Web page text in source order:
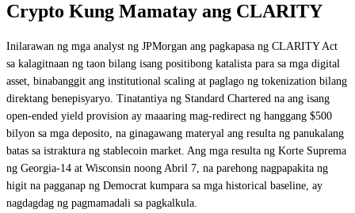
Crypto Kung Mamatay ang CLARITY
Inilarawan ng mga analyst ng JPMorgan ang pagkapasa ng CLARITY Act
sa kalagitnaan ng taon bilang isang positibong katalista para sa mga digital
asset, binabanggit ang institutional scaling at paglago ng tokenization bilang
direktang benepisyaryo. Tinatantiya ng Standard Chartered na ang isang
open-ended yield provision ay maaaring mag-redirect ng hanggang $500
bilyon sa mga deposito, na ginagawang materyal ang resulta ng panukalang
batas sa istraktura ng stablecoin market. Ang mga resulta ng Korte Suprema
ng Georgia-14 at Wisconsin noong Abril 7, na parehong nagpapakita ng
higit na pagganap ng Democrat kumpara sa mga historical baseline, ay
nagdagdag ng pagmamadali sa pagkalkula.